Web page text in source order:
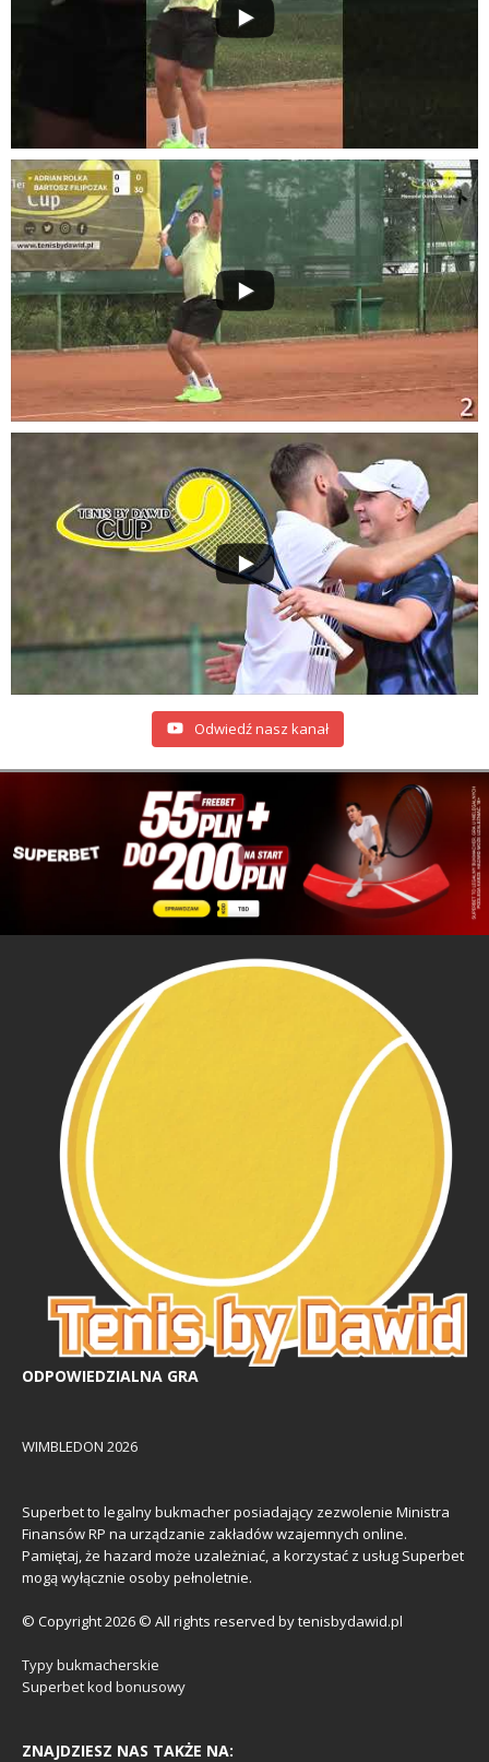
Odwiedź nasz kanał
ODPOWIEDZIALNA GRA
WIMBLEDON 2026
Superbet to legalny bukmacher posiadający zezwolenie Ministra
Finansów RP na urządzanie zakładów wzajemnych online.
Pamiętaj, że hazard może uzależniać, a korzystać z usług Superbet
mogą wyłącznie osoby pełnoletnie.
© Copyright 2026 © All rights reserved by tenisbydawid.pl
Typy bukmacherskie
Superbet kod bonusowy
ZNAJDZIESZ NAS TAKŻE NA: